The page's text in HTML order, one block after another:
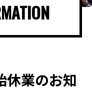
休業のお知